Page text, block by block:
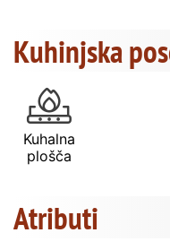
Kuhinjska
Kuhalna
plošča
Atributi